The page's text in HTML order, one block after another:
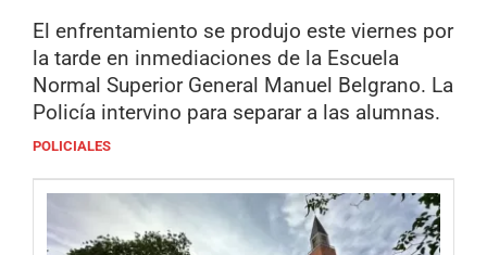
El enfrentamiento se produjo este viernes por
la tarde en inmediaciones de la Escuela
Normal Superior General Manuel Belgrano. La
Policía intervino para separar a las alumnas.
POLICIALES